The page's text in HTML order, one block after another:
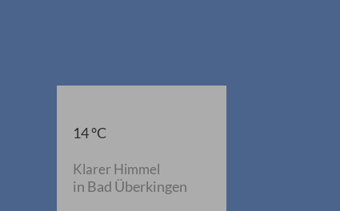
14 °C
Klarer Himmel
in Bad Überkingen